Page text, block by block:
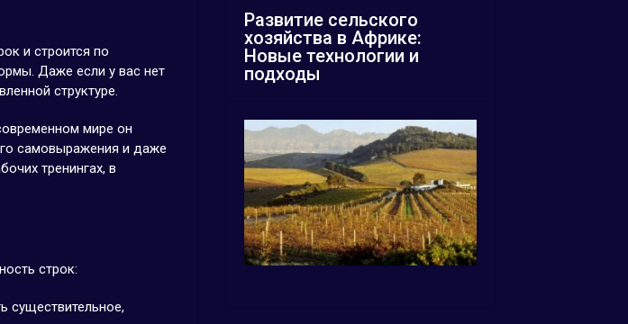
и строится по
Даже если у вас нет
структуре.
мире он
самовыражения и даже
тренингах, в
строк:
существительное,
Развитие сельского
хозяйства в Африке:
Новые технологии и
подходы